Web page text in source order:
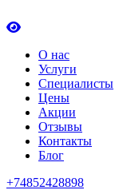
О нас
Услуги
Специалисты
Цены
Акции
Отзывы
Контакты
Блог
+74852428898